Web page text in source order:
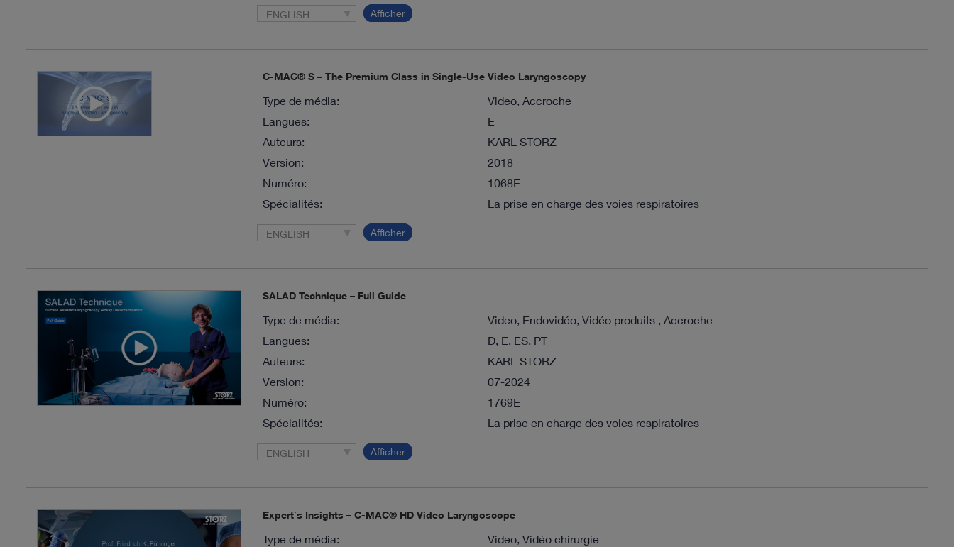
ENGLISH Afficher
C-MAC® S – The Premium Class in Single-Use Video Laryngoscopy
Type de média:
Video, Accroche
Langues:
E
Auteurs:
KARL STORZ
Version:
2018
Numéro:
1068E
Spécialités:
La prise en charge des voies respiratoires
ENGLISH Afficher
SALAD Technique – Full Guide
Type de média:
Video, Endovidéo, Vidéo produits , Accroche
Langues:
D, E, ES, PT
Auteurs:
KARL STORZ
Version:
07-2024
Numéro:
1769E
Spécialités:
La prise en charge des voies respiratoires
ENGLISH Afficher
Expert´s Insights – C-MAC® HD Video Laryngoscope
Type de média:
Video, Vidéo chirurgie